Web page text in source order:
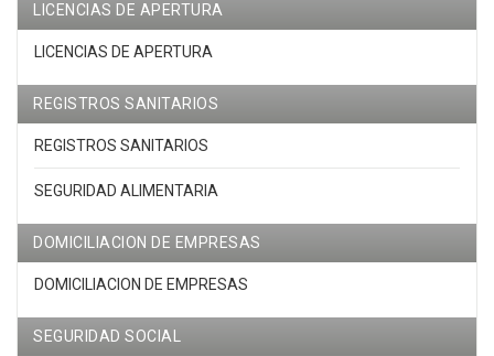
LICENCIAS DE APERTURA
LICENCIAS DE APERTURA
REGISTROS SANITARIOS
REGISTROS SANITARIOS
SEGURIDAD ALIMENTARIA
DOMICILIACION DE EMPRESAS
DOMICILIACION DE EMPRESAS
SEGURIDAD SOCIAL